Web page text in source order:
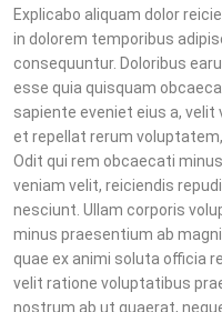
Explicabo aliquam dolor
in dolorem temporibus
consequuntur. Doloribus
esse quia quisquam
sapiente eveniet eius a,
et repellat rerum
Odit qui rem obcaecati
veniam velit, reiciendis
nesciunt. Ullam corporis
minus praesentium ab
quae ex animi soluta officia
velit ratione voluptatibus
nostrum ab ut quaerat,